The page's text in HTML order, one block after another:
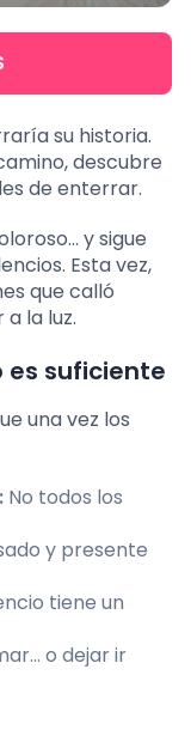
su historia.
descubre
de enterrar.
y sigue
Esta vez,
que calló
la luz.
es suficiente
una vez los
No todos los
y presente
tiene un
o dejar ir